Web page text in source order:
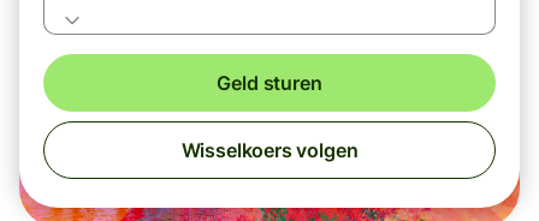
Geld sturen
Wisselkoers volgen